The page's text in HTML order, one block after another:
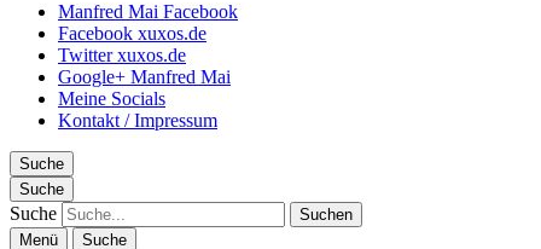
Manfred Mai Facebook
Facebook xuxos.de
Twitter xuxos.de
Google+ Manfred Mai
Meine Socials
Kontakt / Impressum
Suche
Suche
Suche
Menü Suche